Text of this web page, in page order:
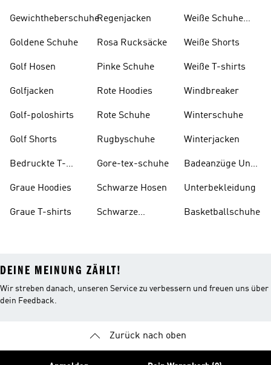
Gewichtheberschuhe
Goldene Schuhe
Golf Hosen
Golfjacken
Golf-poloshirts
Golf Shorts
Bedruckte T-
Graue Hoodies
Graue T-shirts
Regenjacken
Rosa Rucksäcke
Pinke Schuhe
Rote Hoodies
Rote Schuhe
Rugbyschuhe
Gore-tex-schuhe
Schwarze Hosen
Schwarze
Weiße Schuhe
Weiße Shorts
Weiße T-shirts
Windbreaker
Winterschuhe
Winterjacken
Badeanzüge Und
Unterbekleidung
Basketballschuhe
DEINE MEINUNG ZÄHLT!
Wir streben danach, unseren Service zu verbessern und freuen uns über
dein Feedback.
Zurück nach oben